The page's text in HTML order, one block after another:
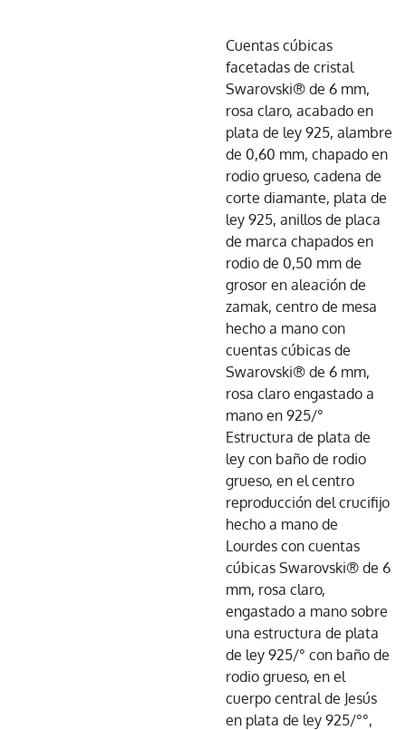
Cuentas cúbicas
facetadas de cristal
Swarovski® de 6 mm,
rosa claro, acabado en
plata de ley 925, alambre
de 0,60 mm, chapado en
rodio grueso, cadena de
corte diamante, plata de
ley 925, anillos de placa
de marca chapados en
rodio de 0,50 mm de
grosor en aleación de
zamak, centro de mesa
hecho a mano con
cuentas cúbicas de
Swarovski® de 6 mm,
rosa claro engastado a
mano en 925/°
Estructura de plata de
ley con baño de rodio
grueso, en el centro
reproducción del crucifijo
hecho a mano de
Lourdes con cuentas
cúbicas Swarovski® de 6
mm, rosa claro,
engastado a mano sobre
una estructura de plata
de ley 925/° con baño de
rodio grueso, en el
cuerpo central de Jesús
en plata de ley 925/°°,